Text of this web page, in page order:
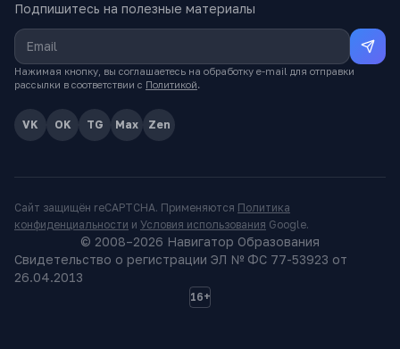
Подпишитесь на полезные материалы
Нажимая кнопку, вы соглашаетесь на обработку e-mail для отправки
рассылки в соответствии с Политикой.
VK OK TG Max Zen
Сайт защищён reCAPTCHA. Применяются Политика
конфиденциальности и Условия использования Google.
© 2008–2026 Навигатор Образования
Свидетельство о регистрации ЭЛ № ФС 77-53923 от
26.04.2013
16+